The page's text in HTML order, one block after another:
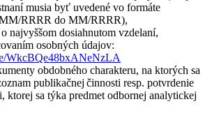
musia byť uvedené vo formáte
RRRR do MM/RRRR),
najvyššom dosiahnutom vzdelaní,
osobných údajov:
WkcBQe48bxANeNzLA
obdobného charakteru, na ktorých sa
publikačnej činnosti resp. potvrdenie
ktorej sa týka predmet odbornej analytickej